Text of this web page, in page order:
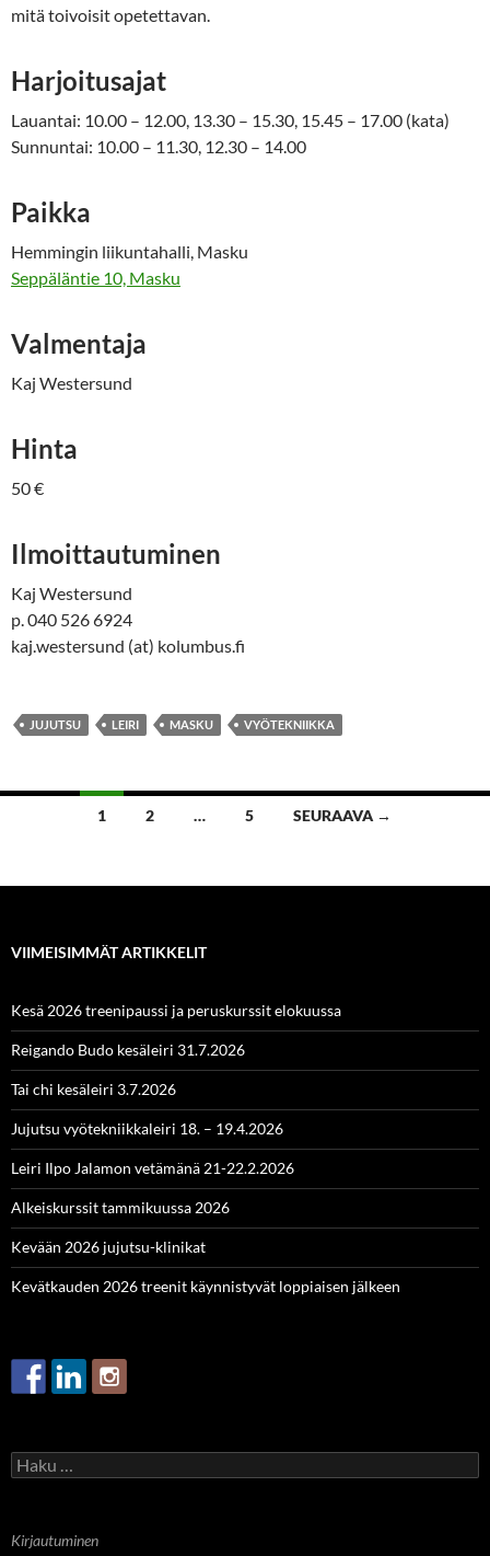
mitä toivoisit opetettavan.
Harjoitusajat
Lauantai: 10.00 – 12.00, 13.30 – 15.30, 15.45 – 17.00 (kata)
Sunnuntai: 10.00 – 11.30, 12.30 – 14.00
Paikka
Hemmingin liikuntahalli, Masku
Seppäläntie 10, Masku
Valmentaja
Kaj Westersund
Hinta
50 €
Ilmoittautuminen
Kaj Westersund
p. 040 526 6924
kaj.westersund (at) kolumbus.fi
JUJUTSU LEIRI MASKU VYÖTEKNIIKKA
Artikkelien
1 2 … 5 SEURAAVA →
VIIMEISIMMÄT ARTIKKELIT
Kesä 2026 treenipaussi ja peruskurssit elokuussa
Reigando Budo kesäleiri 31.7.2026
Tai chi kesäleiri 3.7.2026
Jujutsu vyötekniikkaleiri 18. – 19.4.2026
Leiri Ilpo Jalamon vetämänä 21-22.2.2026
Alkeiskurssit tammikuussa 2026
Kevään 2026 jujutsu-klinikat
Kevätkauden 2026 treenit käynnistyvät loppiaisen jälkeen
Haku:
Kirjautuminen